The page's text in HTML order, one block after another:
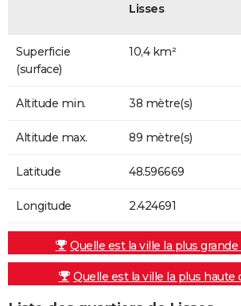
Lisses
Superficie
(surface)
10,4 km²
Altitude min. 38 mètre(s)
Altitude max. 89 mètre(s)
Latitude 48.596669
Longitude 2.424691
Quelle est la ville la plus grande
Quelle est la ville la plus haute